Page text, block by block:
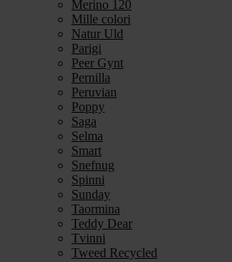
Merino 120
Mille colori
Natur Uld
Parigi
Peer Gynt
Pernilla
Peruvian
Poppy
Saga
Selma
Smart
Snefnug
Spinni
Sunday
Taormina
Teddy Dear
Tvinni
Tweed Recycled